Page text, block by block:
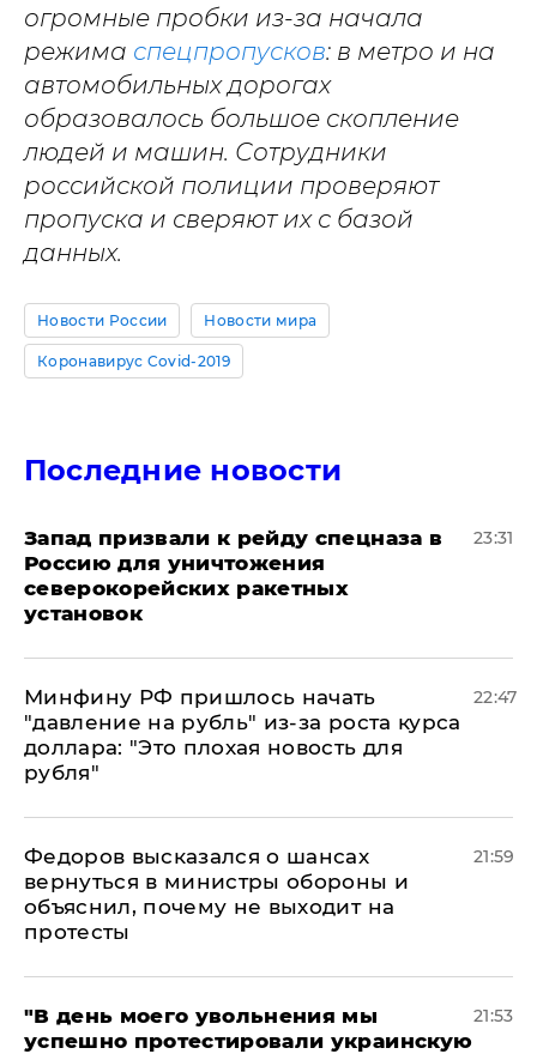
огромные пробки из-за начала
режима спецпропусков: в метро и на
автомобильных дорогах
образовалось большое скопление
людей и машин. Сотрудники
российской полиции проверяют
пропуска и сверяют их с базой
данных.
Новости России Новости мира
Коронавирус Covid-2019
Последние новости
Запад призвали к рейду спецназа в
Россию для уничтожения
северокорейских ракетных
установок
23:31
Минфину РФ пришлось начать
"давление на рубль" из-за роста курса
доллара: "Это плохая новость для
рубля"
22:47
Федоров высказался о шансах
вернуться в министры обороны и
объяснил, почему не выходит на
протесты
21:59
​"В день моего увольнения мы
успешно протестировали украинскую
21:53